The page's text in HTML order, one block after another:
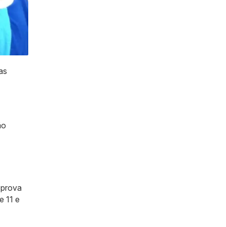
11 e